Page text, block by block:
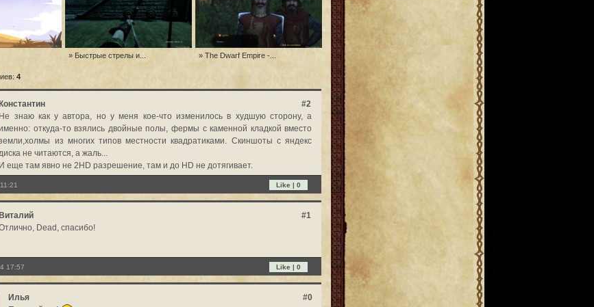
» Быстрые стрелы и... » The Dwarf Empire -...
4
Константин
#2
Не знаю как у автора, но у меня кое-что изменилось в худшую сторону, а
откуда-то взялись двойные полы, фермы с каменной кладкой вместо
из многих типов местности квадратиками. Скиншоты с яндекс
не читаются, а жаль...
И еще там явно не 2HD разрешение, там и до HD не дотягивает.
Like | 0
Виталий
#1
Dead, спасибо!
17:57 Like | 0
Илья
#0